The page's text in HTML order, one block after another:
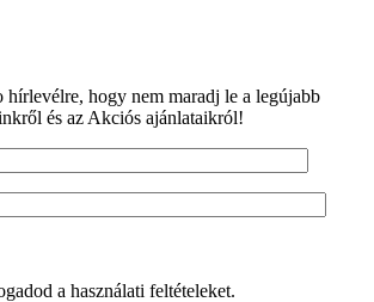
hogy nem maradj le a legújabb
és az Akciós ajánlataikról!
a használati feltételeket.